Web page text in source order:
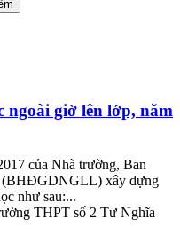
ngoài giờ lên lớp, năm
của Nhà trường, Ban
(BHĐGDNGLL) xây dựng
như sau:...
THPT số 2 Tư Nghĩa